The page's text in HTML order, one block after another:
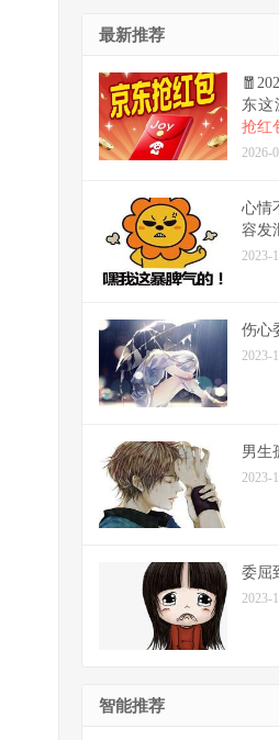
最新推荐
东这
抢红
2026-
心情
容发
2023-
伤心
2023-
男生
2023-
委屈
2023-
智能推荐